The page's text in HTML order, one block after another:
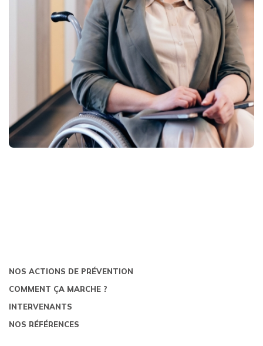
NOS ACTIONS DE PRÉVENTION
COMMENT ÇA MARCHE ?
INTERVENANTS
NOS RÉFÉRENCES